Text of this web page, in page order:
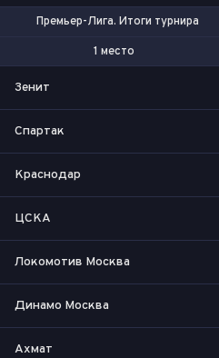
Премьер-Лига. Итоги турнира
1 место
Зенит
Спартак
Краснодар
ЦСКА
Локомотив Москва
Динамо Москва
Ахмат